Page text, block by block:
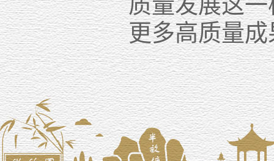
更多高质量成